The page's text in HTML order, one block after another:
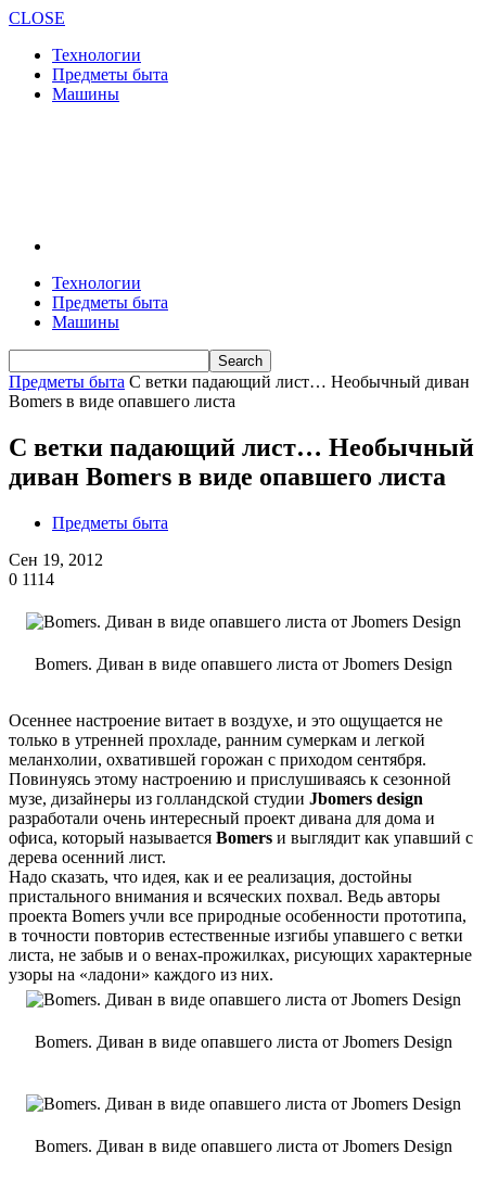
CLOSE
Технологии
Предметы быта
Машины
Технологии
Предметы быта
Машины
Предметы быта С ветки падающий лист… Необычный диван
Bomers в виде опавшего листа
С ветки падающий лист… Необычный
диван Bomers в виде опавшего листа
Предметы быта
Сен 19, 2012
0 1114
Bomers. Диван в виде опавшего листа от Jbomers Design
Осеннее настроение витает в воздухе, и это ощущается не
только в утренней прохладе, ранним сумеркам и легкой
меланхолии, охватившей горожан с приходом сентября.
Повинуясь этому настроению и прислушиваясь к сезонной
музе, дизайнеры из голландской студии Jbomers design
разработали очень интересный проект дивана для дома и
офиса, который называется Bomers и выглядит как упавший с
дерева осенний лист.
Надо сказать, что идея, как и ее реализация, достойны
пристального внимания и всяческих похвал. Ведь авторы
проекта Bomers учли все природные особенности прототипа,
в точности повторив естественные изгибы упавшего с ветки
листа, не забыв и о венах-прожилках, рисующих характерные
узоры на «ладони» каждого из них.
Bomers. Диван в виде опавшего листа от Jbomers Design
Bomers. Диван в виде опавшего листа от Jbomers Design